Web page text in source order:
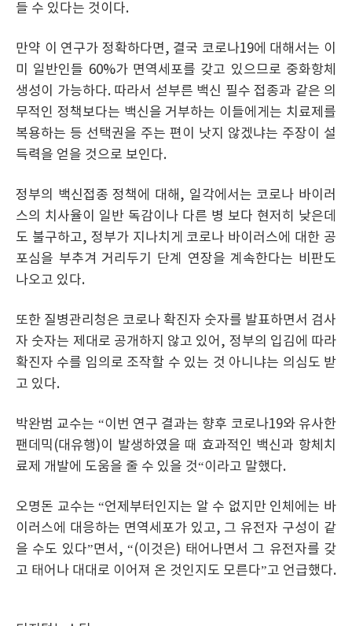
들 수 있다는 것이다.
만약 이 연구가 정확하다면, 결국 코로나19에 대해서는 이
미 일반인들 60%가 면역세포를 갖고 있으므로 중화항체
생성이 가능하다. 따라서 섣부른 백신 필수 접종과 같은 의
무적인 정책보다는 백신을 거부하는 이들에게는 치료제를
복용하는 등 선택권을 주는 편이 낫지 않겠냐는 주장이 설
득력을 얻을 것으로 보인다.
정부의 백신접종 정책에 대해, 일각에서는 코로나 바이러
스의 치사율이 일반 독감이나 다른 병 보다 현저히 낮은데
도 불구하고, 정부가 지나치게 코로나 바이러스에 대한 공
포심을 부추겨 거리두기 단계 연장을 계속한다는 비판도
나오고 있다.
또한 질병관리청은 코로나 확진자 숫자를 발표하면서 검사
자 숫자는 제대로 공개하지 않고 있어, 정부의 입김에 따라
확진자 수를 임의로 조작할 수 있는 것 아니냐는 의심도 받
고 있다.
박완범 교수는 “이번 연구 결과는 향후 코로나19와 유사한
팬데믹(대유행)이 발생하였을 때 효과적인 백신과 항체치
료제 개발에 도움을 줄 수 있을 것“이라고 말했다.
오명돈 교수는 “언제부터인지는 알 수 없지만 인체에는 바
이러스에 대응하는 면역세포가 있고, 그 유전자 구성이 같
을 수도 있다”면서, “(이것은) 태어나면서 그 유전자를 갖
고 태어나 대대로 이어져 온 것인지도 모른다”고 언급했다.